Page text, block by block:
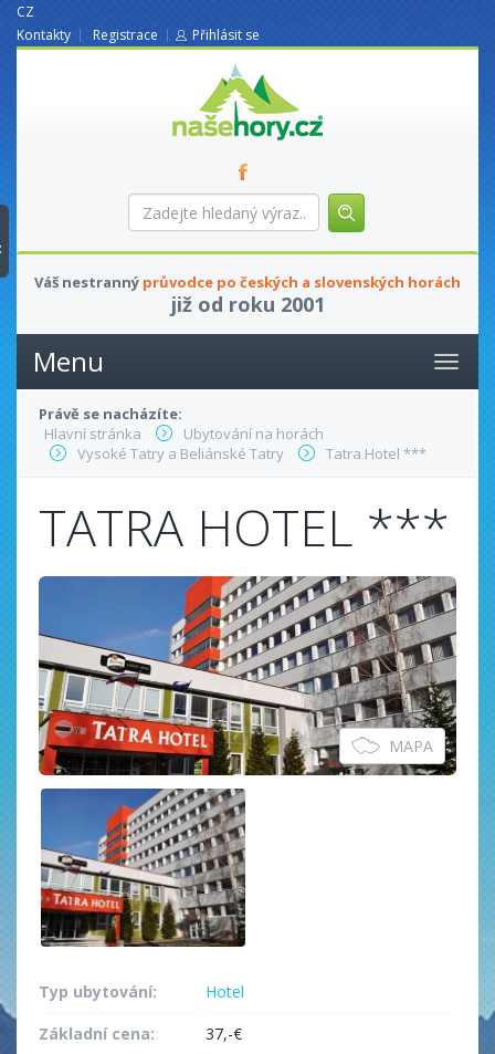
CZ
Kontakty
Registrace Přihlásit se
nasehory.cz
Zadejte
hledaný
Váš nestranný průvodce po českých a slovenských horách
již od roku 2001
Menu
Právě se nacházíte:
Hlavní stránka
Ubytování na horách
Vysoké Tatry a Beliánské Tatry
Tatra Hotel ***
TATRA HOTEL ***
MAPA
Typ ubytování:
Hotel
Základní cena:
37,-€